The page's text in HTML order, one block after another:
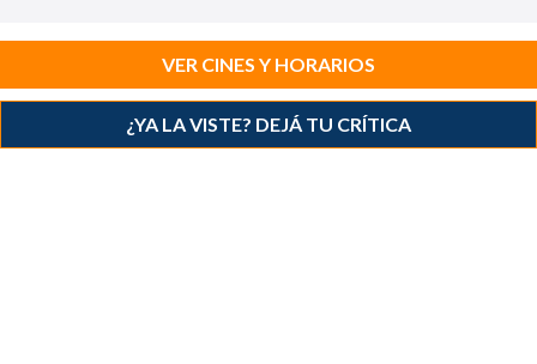
VER CINES Y HORARIOS
¿YA LA VISTE? DEJÁ TU CRÍTICA